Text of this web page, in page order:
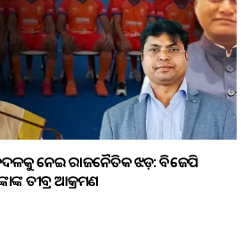
ବଦଳକୁ ନେଇ ରାଜନୈତିକ ଝଡ଼: ବିଜେପି
ତୀବ୍ର ଆକ୍ରମଣ